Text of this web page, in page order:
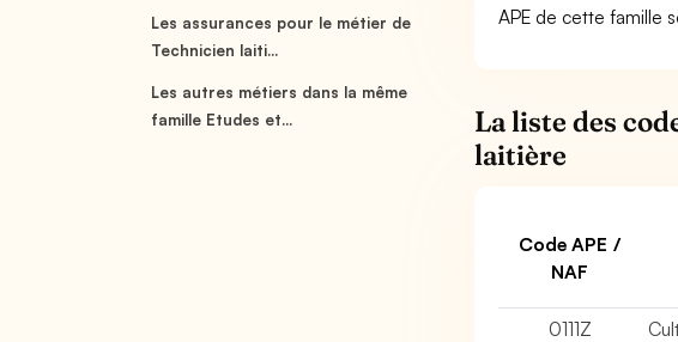
Les assurances pour le métier de
Technicien laiti...
Les autres métiers dans la même
famille Etudes et...
APE de cette famille
La liste des
laitière
Code APE /
NAF
0111Z